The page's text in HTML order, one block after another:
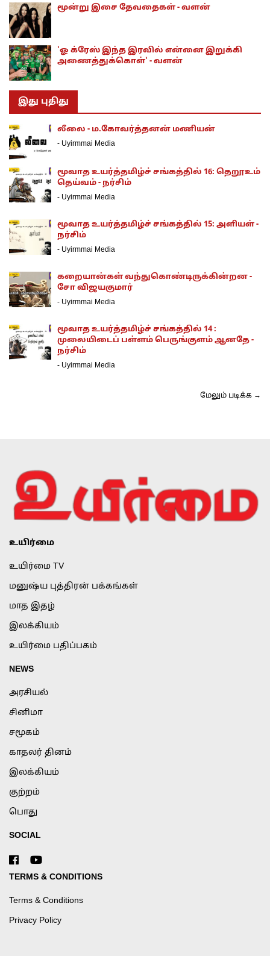
மூன்று இசை தேவதைகள் - வளன்
'ஓ க்ரேஸ் இந்த இரவில் என்னை இறுக்கி
அணைத்துக்கொள்' - வளன்
இது புதிது
லீலை - ம.கோவர்த்தனன் மணியன்
- Uyirmmai Media
மூவாத உயர்த்தமிழ்ச் சங்கத்தில் 16: தெறூஉம்
தெய்வம் - நர்சிம்
- Uyirmmai Media
மூவாத உயர்த்தமிழ்ச் சங்கத்தில் 15: அளியள் -
நர்சிம்
- Uyirmmai Media
கறையான்கள் வந்துகொண்டிருக்கின்றன -
சோ விஜயகுமார்
- Uyirmmai Media
மூவாத உயர்த்தமிழ்ச் சங்கத்தில் 14 :
முலையிடைப் பள்ளம் பெருங்குளம் ஆனதே -
நர்சிம்
- Uyirmmai Media
மேலும் படிக்க →
உயிர்மை
உயிர்மை TV
மனுஷ்ய புத்திரன் பக்கங்கள்
மாத இதழ்
இலக்கியம்
உயிர்மை பதிப்பகம்
NEWS
அரசியல்
சினிமா
சமூகம்
காதலர் தினம்
இலக்கியம்
குற்றம்
பொது
SOCIAL
TERMS & CONDITIONS
Terms & Conditions
Privacy Policy